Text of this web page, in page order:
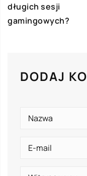
długich sesji
gamingowych?
DODAJ